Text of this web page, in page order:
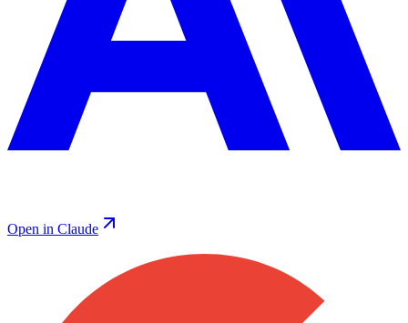
Open in Claude